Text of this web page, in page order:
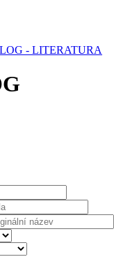
- LITERATURA